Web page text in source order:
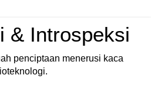
& Introspeksi
penciptaan menerusi kaca